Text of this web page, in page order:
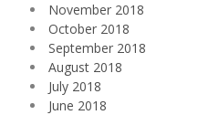
November 2018
October 2018
September 2018
August 2018
July 2018
June 2018